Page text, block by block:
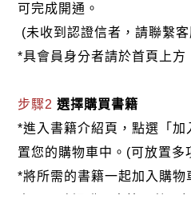
可完成開通。
(未收到認證信者，請聯繫
*具會員身分者請於首頁上方
步驟2選擇購買書籍
*進入書籍介紹頁，點選「
置您的購物車中。(可放置多
*將所需的書籍一起加入購